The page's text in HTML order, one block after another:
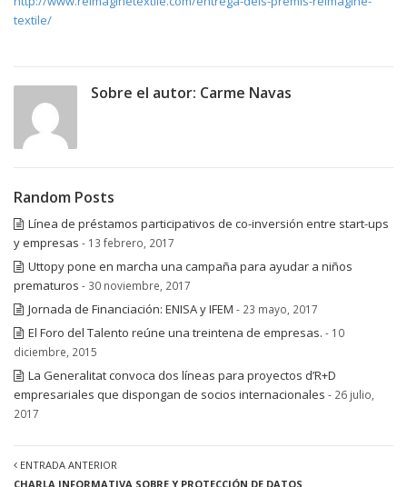
textile/
Sobre el autor: Carme Navas
Random Posts
Línea de préstamos participativos de co-inversión entre start-ups
y empresas - 13 febrero, 2017
Uttopy pone en marcha una campaña para ayudar a niños
prematuros - 30 noviembre, 2017
Jornada de Financiación: ENISA y IFEM - 23 mayo, 2017
El Foro del Talento reúne una treintena de empresas. - 10
diciembre, 2015
La Generalitat convoca dos líneas para proyectos d’R+D
empresariales que dispongan de socios internacionales - 26 julio,
2017
ENTRADA ANTERIOR
CHARLA INFORMATIVA SOBRE Y PROTECCIÓN DE DATOS